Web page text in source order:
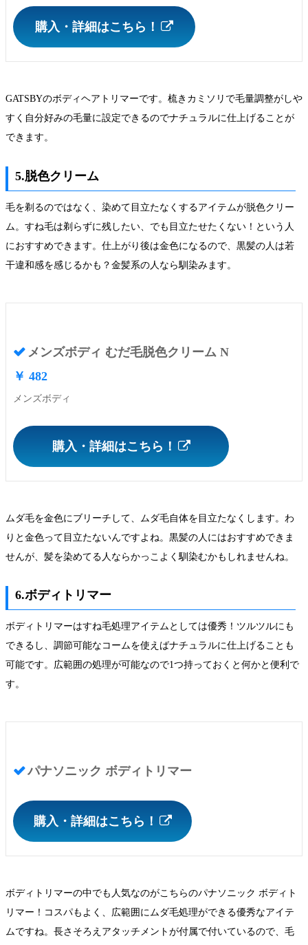
購入・詳細はこちら！
GATSBYのボディヘアトリマーです。梳きカミソリで毛量調整がしや
すく自分好みの毛量に設定できるのでナチュラルに仕上げることが
できます。
5.脱色クリーム
毛を剃るのではなく、染めて目立たなくするアイテムが脱色クリー
ム。すね毛は剃らずに残したい、でも目立たせたくない！という人
におすすめできます。仕上がり後は金色になるので、黒髪の人は若
干違和感を感じるかも？金髪系の人なら馴染みます。
メンズボディ むだ毛脱色クリーム N
￥ 482
メンズボディ
購入・詳細はこちら！
ムダ毛を金色にブリーチして、ムダ毛自体を目立たなくします。わ
りと金色って目立たないんですよね。黒髪の人にはおすすめできま
せんが、髪を染めてる人ならかっこよく馴染むかもしれませんね。
6.ボディトリマー
ボディトリマーはすね毛処理アイテムとしては優秀！ツルツルにも
できるし、調節可能なコームを使えばナチュラルに仕上げることも
可能です。広範囲の処理が可能なので1つ持っておくと何かと便利で
す。
パナソニック ボディトリマー
購入・詳細はこちら！
ボディトリマーの中でも人気なのがこちらのパナソニック ボディト
リマー！コスパもよく、広範囲にムダ毛処理ができる優秀なアイテ
ムですね。長さそろえアタッチメントが付属で付いているので、毛